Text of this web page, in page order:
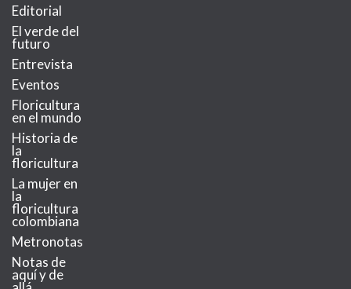
Editorial
El verde del
futuro
Entrevista
Eventos
Floricultura
en el mundo
Historia de
la
floricultura
La mujer en
la
floricultura
colombiana
Metronotas
Notas de
aquí y de